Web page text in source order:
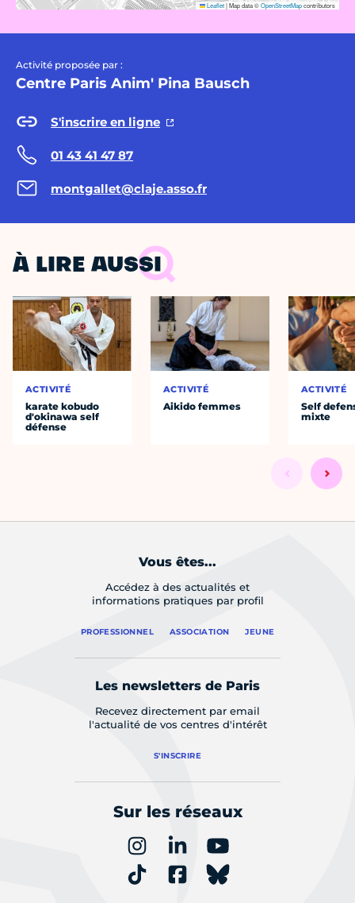
Leaflet|Map data ©OpenStreetMapcontributors
Activité proposée par :
Centre Paris Anim' Pina Bausch
S'inscrire en ligne
01 43 41 47 87
montgallet@claje.asso.fr
À LIRE AUSSI
ACTIVITÉ
karate kobudo
d'okinawa self
défense
ACTIVITÉ
Aikido femmes
ACTIVITÉ
Self
mixte
Vous êtes...
Accédez à des actualités et
informations pratiques par profil
PROFESSIONNEL ASSOCIATION JEUNE
Les newsletters de Paris
Recevez directement par email
l'actualité de vos centres d'intérêt
S'INSCRIRE
Sur les réseaux